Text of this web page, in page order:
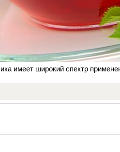
имеет широкий спектр